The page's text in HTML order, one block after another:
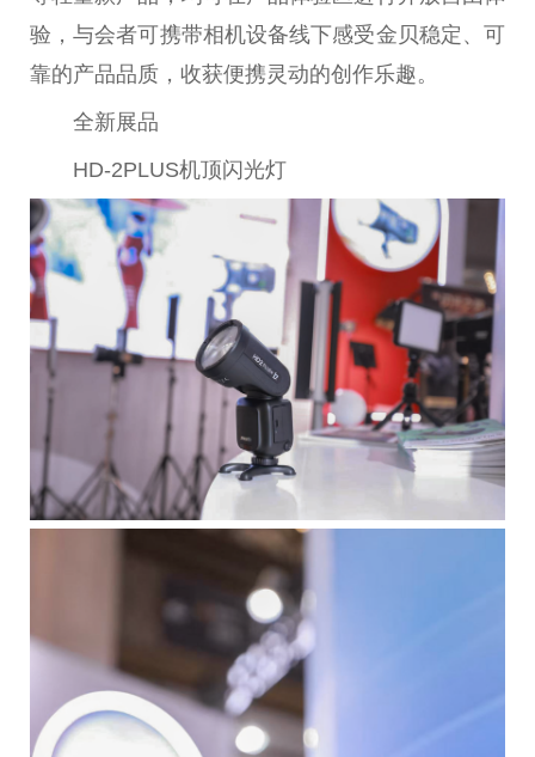
验，与会者可携带相机设备线下感受金贝稳定、可
靠的产品品质，收获便携灵动的创作乐趣。
全新展品
HD-2PLUS机顶闪光灯